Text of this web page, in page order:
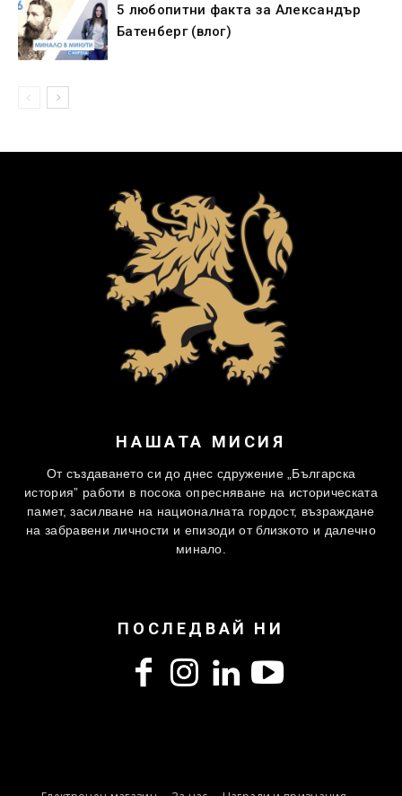
5 любопитни факта за Александър
Батенберг (влог)
НАШАТА МИСИЯ
От създаването си до днес сдружение „Българска
история” работи в посока опресняване на историческата
памет, засилване на националната гордост, възраждане
на забравени личности и епизоди от близкото и далечно
минало.
ПОСЛЕДВАЙ НИ